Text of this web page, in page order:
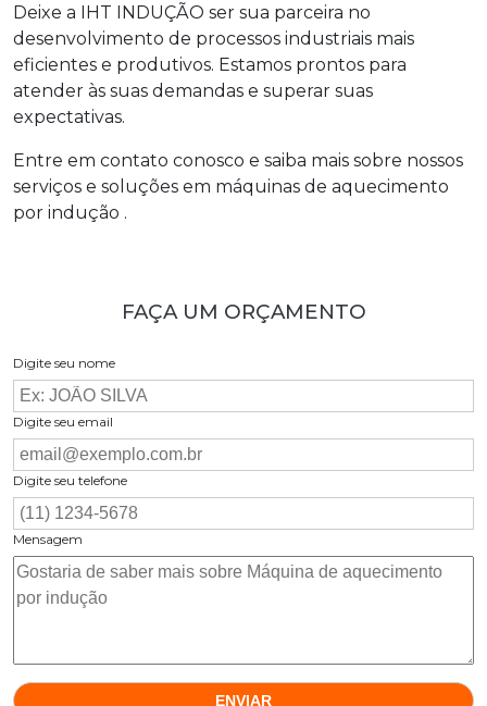
Deixe a IHT INDUÇÃO ser sua parceira no
desenvolvimento de processos industriais mais
eficientes e produtivos. Estamos prontos para
atender às suas demandas e superar suas
expectativas.
Entre em contato conosco e saiba mais sobre nossos
serviços e soluções em máquinas de aquecimento
por indução .
FAÇA UM ORÇAMENTO
Digite seu nome
Digite seu email
Digite seu telefone
Mensagem